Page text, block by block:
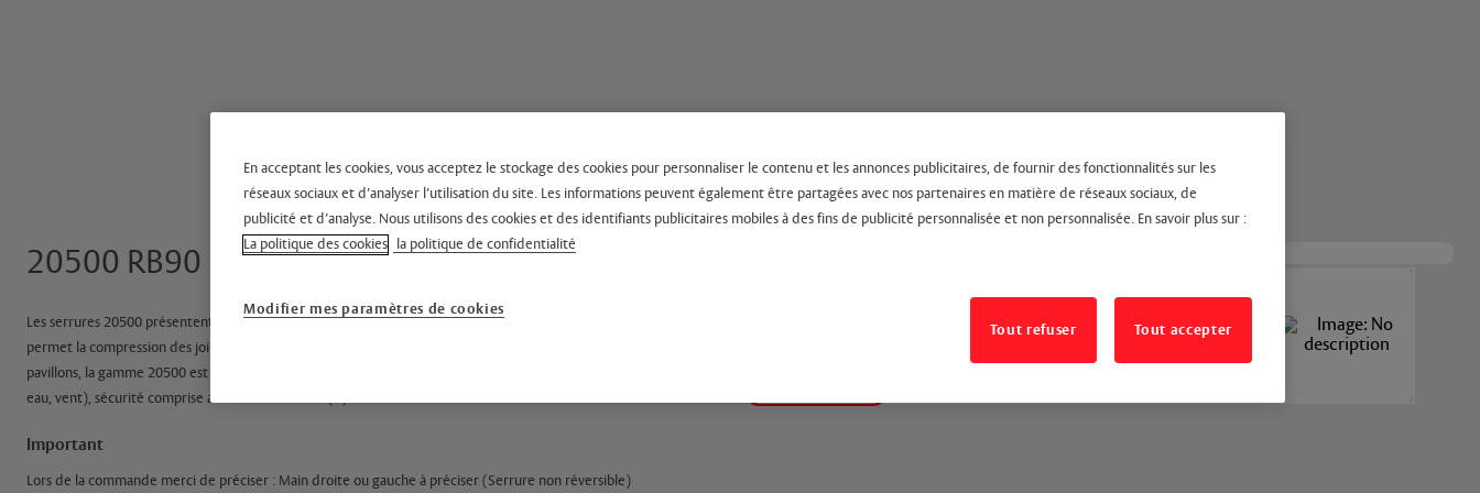
20500 RB90
Les serrures 20500 présentent 5 ou 7 points de fermeture selon le modèle. Leur relevage de béquille intégré
permet la compression des joints d'étanchéité de la porte sur l'huisserie. Parfaitement adaptées aux portes de
pavillons, la gamme 20500 est ainsi le nec plus ultra en matière d'étanchéité acoustique comme thermique (air,
eau, vent), sécurité comprise avec la version A2P*(1).
Important
Lors de la commande merci de préciser : Main droite ou gauche à préciser (Serrure non réversible)
En acceptant les cookies, vous acceptez le stockage des cookies pour personnaliser le contenu et les annonces publicitaires, de fournir des fonctionnalités sur les
réseaux sociaux et d’analyser l’utilisation du site. Les informations peuvent également être partagées avec nos partenaires en matière de réseaux sociaux, de
publicité et d’analyse. Nous utilisons des cookies et des identifiants publicitaires mobiles à des fins de publicité personnalisée et non personnalisée. En savoir plus sur :
La politique des cookies la politique de confidentialité
Modifier mes paramètres de cookies
Tout refuser
Tout accepter